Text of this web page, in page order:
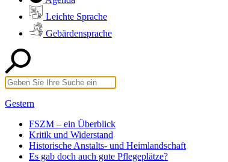
Leichte Sprache
Gebärdensprache
Gestern
FSZM – ein Überblick
Kritik und Widerstand
Historische Anstalts- und Heimlandschaft
Es gab doch auch gute Pflegeplätze?